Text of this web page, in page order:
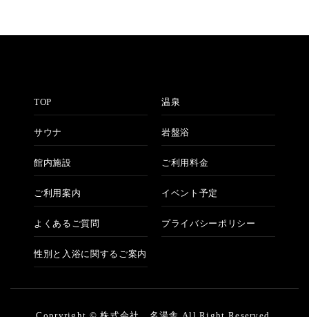
TOP 温泉
サウナ 岩盤浴
館内施設 ご利用料金
ご利用案内 イベント予定
よくあるご質問 プライバシーポリシー
性別と入浴に関するご案内